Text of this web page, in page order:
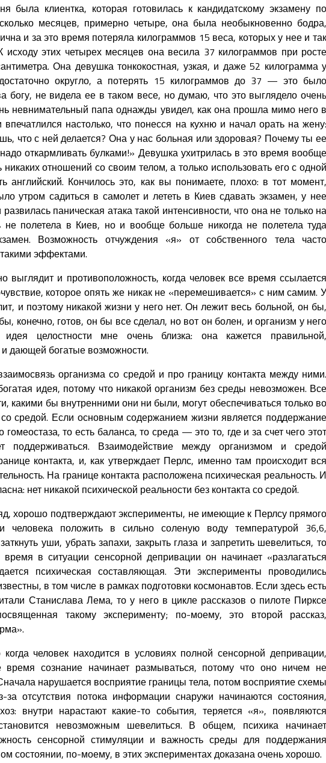
была клиентка, которая готовилась к кандидатскому экзамену по
месяцев, примерно четыре, она была необыкновенно бодра,
и за это время потеряла килограммов 15 веса, которых у нее и так
этих четырех месяцев она весила 37 килограммов при росте
Она девушка тонкокостная, узкая, и даже 52 килограмма у
округло, а потерять 15 килограммов до 37 — это было
богу, не видела ее в таком весе, но думаю, что это выглядело очень
невнимательный папа однажды увидел, как она прошла мимо него в
впечатлился настолько, что понесся на кухню и начал орать на жену:
что с ней делается? Она у нас больная или здоровая? Почему ты ее
откармливать булками!» Девушка ухитрилась в это время вообще
отношений со своим телом, а только использовать его с одной
английский. Кончилось это, как вы понимаете, плохо: в тот момент,
утром садиться в самолет и лететь в Киев сдавать экзамен, у нее
паническая атака такой интенсивности, что она не только на
полетела в Киев, но и вообще больше никогда не полетела туда
Возможность отчуждения «я» от собственного тела часто
эффектами.
выглядит и противоположность, когда человек все время ссылается
которое опять же никак не «перемешивается» с ним самим. У
и поэтому никакой жизни у него нет. Он лежит весь больной, он бы,
конечно, готов, он бы все сделал, но вот он болен, и организм у него
идея целостности мне очень близка: она кажется правильной,
дающей богатые возможности.
организма со средой и про границу контакта между ними.
идея, потому что никакой организм без среды невозможен. Все
какими бы внутренними они ни были, могут обеспечиваться только во
средой. Если основным содержанием жизни является поддержание
гомеостаза, то есть баланса, то среда — это то, где и за счет чего этот
поддерживаться. Взаимодействие между организмом и средой
контакта, и, как утверждает Перлс, именно там происходит вся
На границе контакта расположена психическая реальность. И
нет никакой психической реальности без контакта со средой.
хорошо подтверждают эксперименты, не имеющие к Перлсу прямого
человека положить в сильно соленую воду температурой 36,6,
уши, убрать запахи, закрыть глаза и запретить шевелиться, то
время в ситуации сенсорной депривации он начинает «разлагаться
психическая составляющая. Эти эксперименты проводились
в том числе в рамках подготовки космонавтов. Если здесь есть
Станислава Лема, то у него в цикле рассказов о пилоте Пирксе
такому эксперименту; по-моему, это второй рассказ,
человек находится в условиях полной сенсорной депривации,
время сознание начинает размываться, потому что оно ничем не
нарушается восприятие границы тела, потом восприятие схемы
за отсутствия потока информации снаружи начинаются состояния,
внутри нарастают какие-то события, теряется «я», появляются
невозможным шевелиться. В общем, психика начинает
сенсорной стимуляции и важность среды для поддержания
состоянии, по-моему, в этих экспериментах доказана очень хорошо.